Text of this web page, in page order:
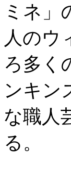
ミネ」
人のウ
ろ多く
ンキン
な職人
る。